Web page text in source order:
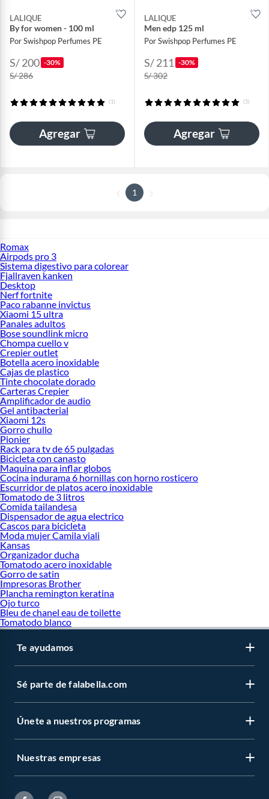
LALIQUE
By for women - 100 ml
Por Swishpop Perfumes PE
S/ 200 -30%
S/ 286
(1)
Agregar
LALIQUE
Men edp 125 ml
Por Swishpop Perfumes PE
S/ 211 -30%
S/ 302
(5)
Agregar
1
Romax
Airpods pro 3
Sistema digestivo para colorear
Fjallraven kanken
Desktop
Nerf fortnite
Paco rabanne invictus
Xiaomi 15 ultra
Panales adultos
Bose soundlink micro
Chompa cuello v
Crepier outlet
Botella acero inoxidable
Cajas de plastico
Tinte chocolate dorado
Carteras Crepier
Amplificador de audio
Gel antibacterial
Xiaomi 12s
Gorro chullo
Pionier
Rack para tv de 65 pulgadas
Bicicleta con canasto
Maquina para inflar globos
Cocina indurama 6 hornillas con horno rosticero
Escurridor de platos acero inoxidable
Tomatodo de 3 litros
Comida tailandesa
Dispensador de agua electrico
Cascos para bicicleta
Moda mujer Camila viali
Kansas
Organizador ducha
Tomatodo acero inoxidable
Gorro de satin
Impresoras Brother
Plancha remington keratina
Ojo turco
Bleu de chanel eau de toilette
Tomatodo blanco
Te ayudamos
Sé parte de falabella.com
Únete a nuestros programas
Nuestras empresas